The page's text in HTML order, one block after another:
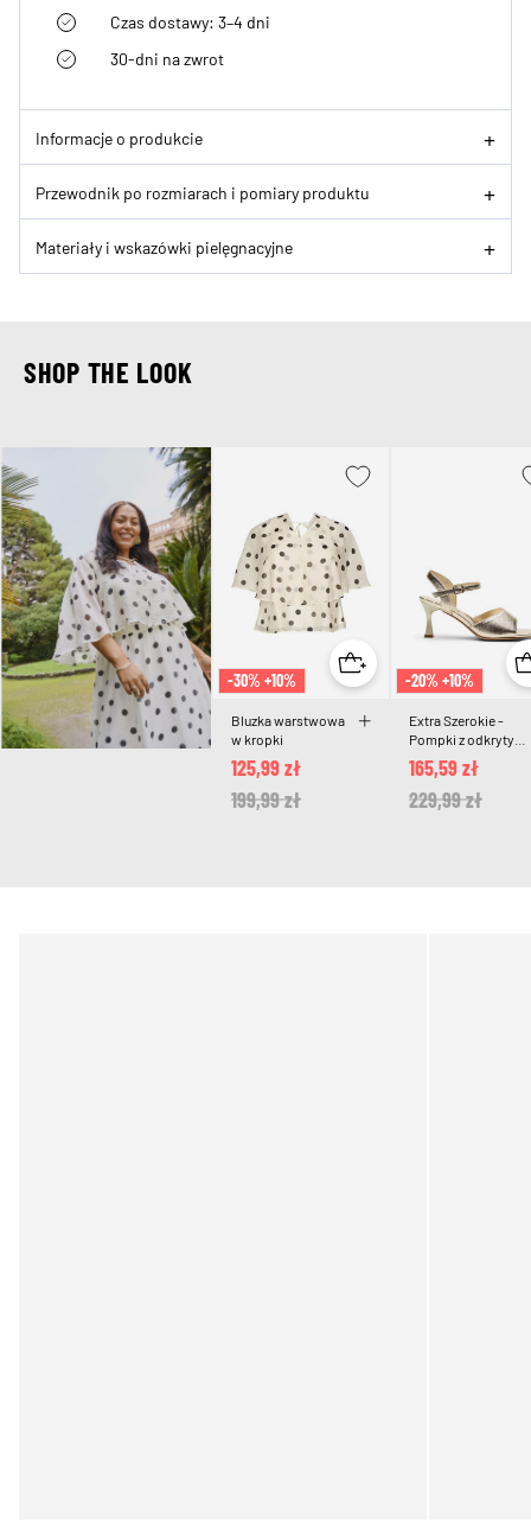
Czas dostawy: 3–4 dni
30-dni na zwrot
Informacje o produkcie
Przewodnik po rozmiarach i pomiary produktu
Materiały i wskazówki pielęgnacyjne
SHOP THE LOOK
-30% +10%
Bluzka warstwowa
w kropki
Price reduced from
199,99 zł
125,99 zł
-20% +10%
Extra Szerokie -
Pompki z odkrytym i
kwadratowym
czubkiem
Price reduced
229,99 złto
165,59 zł